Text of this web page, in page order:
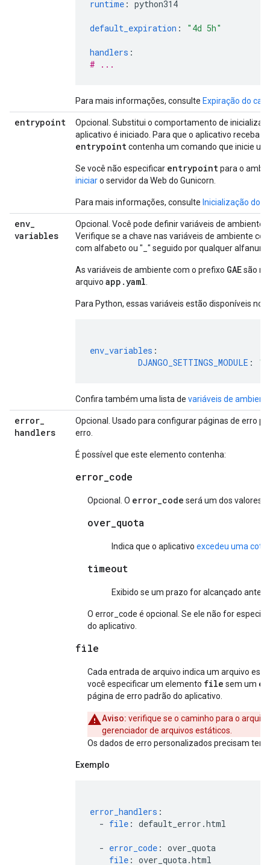
runtime : python314
default_expiration : "4d 5h"
handlers :
# ...
Para mais informações, consulte Expiração do
entrypoint
Opcional. Substitui o comportamento de
aplicativo é iniciado. Para que o aplicativo receba
entrypointcontenha um comando que inicie
Se você não especificar entrypointpara o
iniciaro servidor da Web do Gunicorn.
Para mais informações, consulte Inicialização do
env_
variables
Opcional. Você pode definir variáveis de ambiente
Verifique se a chave nas variáveis de ambiente
com alfabeto ou "_" seguido por qualquer
As variáveis de ambiente com o prefixo GAEsão
arquivo app.yaml
Para Python, essas variáveis estão disponíveis no
env_variables :
DJANGO_SETTINGS_MODULE :
Confira também uma lista de variáveis de
error_
handlers
Opcional. Usado para configurar páginas de erro
erro.
É possível que este elemento contenha:
error_code
Opcional. O error_code será um dos valores
over_quota
Indica que o aplicativo excedeu uma cota
timeout
Exibido se um prazo for alcançado
O error_code é opcional. Se ele não for
do aplicativo.
file
Cada entrada de arquivo indica um arquivo
você especificar um elemento file sem um
página de erro padrão do aplicativo.
Aviso: verifique se o caminho para o
gerenciador de arquivos estáticos.
Os dados de erro personalizados precisam ter
Exemplo
error_handlers :
- file : default_error.html
- error_code : over_quota
file : over_quota.html